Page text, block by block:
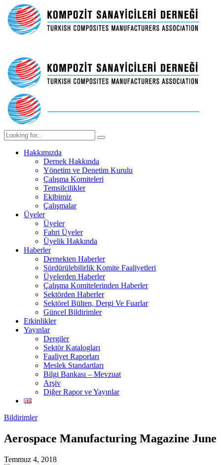
Hakkımızda
Dernek Hakkında
Yönetim ve Denetim Kurulu
Çalışma Komiteleri
Temsilcilikler
Ekibimiz
Çalışmalar
Üyeler
Üyeler
Fahri Üyeler
Üyelik Hakkında
Haberler
Dernekten Haberler
Sürdürülebilirlik Komite Faaliyetleri
Üyelerden Haberler
Çalışma Komitelerinden Haberler
Sektörden Haberler
Sektörel Bülten, Dergi Ve Fuarlar
Güncel Bildirimler
Etkinlikler
Yayınlar
Dergiler
Sektör Katalogları
Faaliyet Raporları
Meslek Standartları
Bilgi Bankası – Mevzuat
Arşiv
Diğer Rapor ve Yayınlar
Bildirimler
Aerospace Manufacturing Magazine June
Temmuz 4, 2018